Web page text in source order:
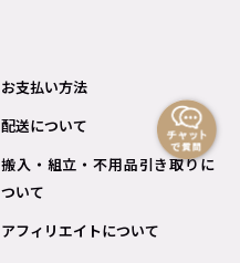
お支払い方法
配送について
搬入・組立・不用品引き取りに
ついて
アフィリエイトについて